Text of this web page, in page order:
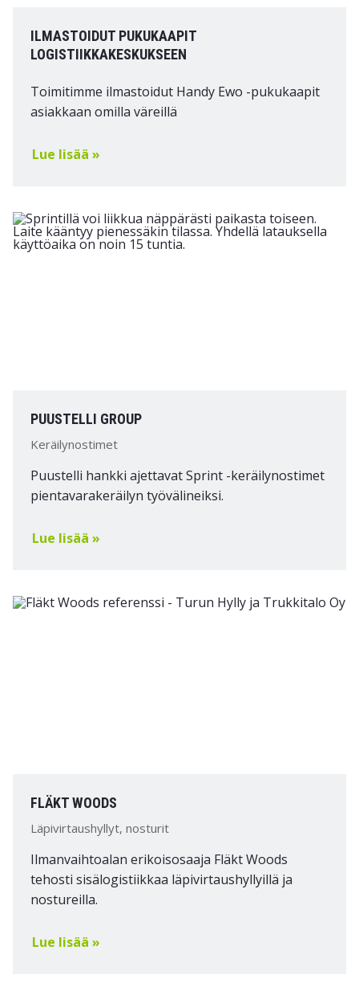
ILMASTOIDUT PUKUKAAPIT
LOGISTIIKKAKESKUKSEEN
Toimitimme ilmastoidut Handy Ewo -pukukaapit
asiakkaan omilla väreillä
Lue lisää »
PUUSTELLI GROUP
Keräilynostimet
Puustelli hankki ajettavat Sprint -keräilynostimet
pientavarakeräilyn työvälineiksi.
Lue lisää »
FLÄKT WOODS
Läpivirtaushyllyt, nosturit
Ilmanvaihtoalan erikoisosaaja Fläkt Woods
tehosti sisälogistiikkaa läpivirtaushyllyillä ja
nostureilla.
Lue lisää »